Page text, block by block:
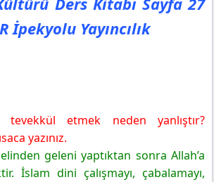
İpekyolu Yayıncılık
tevekkül etmek neden yanlıştır?
yazınız.
geleni yaptıktan sonra Allah’a
İslam dini çalışmayı, çabalamayı,